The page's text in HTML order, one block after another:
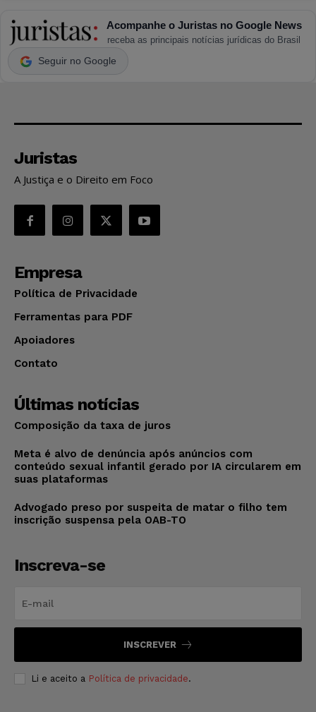
Acompanhe o Juristas no Google News
receba as principais notícias jurídicas do Brasil
Seguir no Google
Juristas
A Justiça e o Direito em Foco
Empresa
Política de Privacidade
Ferramentas para PDF
Apoiadores
Contato
Últimas notícias
Composição da taxa de juros
Meta é alvo de denúncia após anúncios com
conteúdo sexual infantil gerado por IA circularem em
suas plataformas
Advogado preso por suspeita de matar o filho tem
inscrição suspensa pela OAB-TO
Inscreva-se
INSCREVER
Li e aceito a Política de privacidade.